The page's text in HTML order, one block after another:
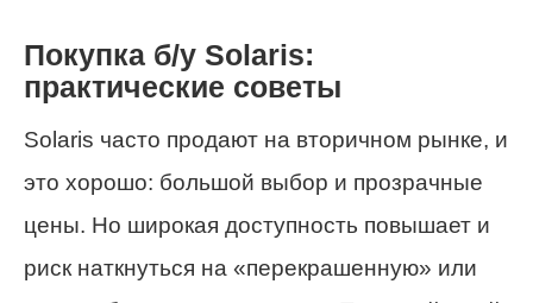
Покупка б/у Solaris:
практические советы
Solaris часто продают на вторичном рынке, и
это хорошо: большой выбор и прозрачные
цены. Но широкая доступность повышает и
риск наткнуться на «перекрашенную» или